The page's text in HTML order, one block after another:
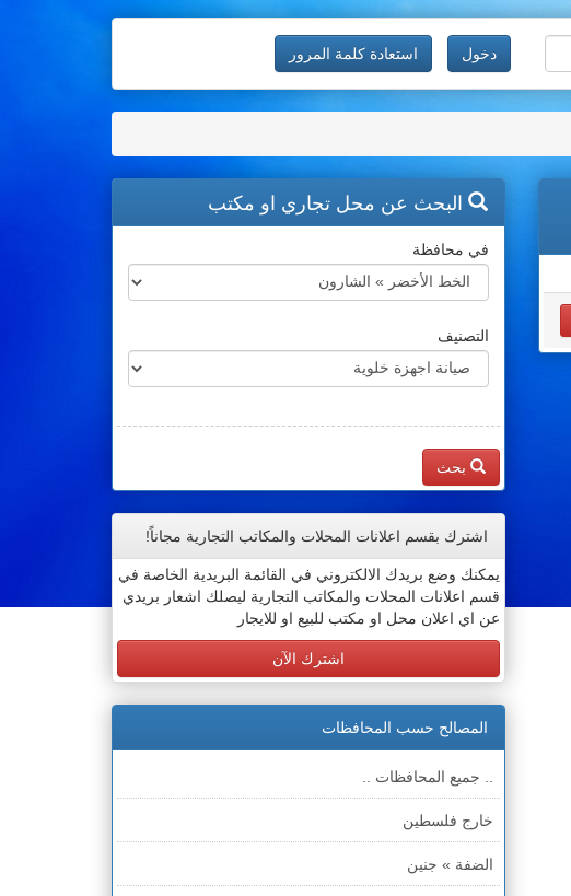
دخول استعادة كلمة المرور
البحث عن محل تجاري او مكتب
في محافظة
التصنيف
بحث
اشترك بقسم اعلانات المحلات والمكاتب التجارية مجاناً!
يمكنك وضع بريدك الالكتروني في القائمة البريدية الخاصة في
قسم اعلانات المحلات والمكاتب التجارية ليصلك اشعار بريدي
عن اي اعلان محل او مكتب للبيع او للايجار
اشترك الآن
المصالح حسب المحافظات
.. جميع المحافظات ..
خارج فلسطين
الضفة » جنين